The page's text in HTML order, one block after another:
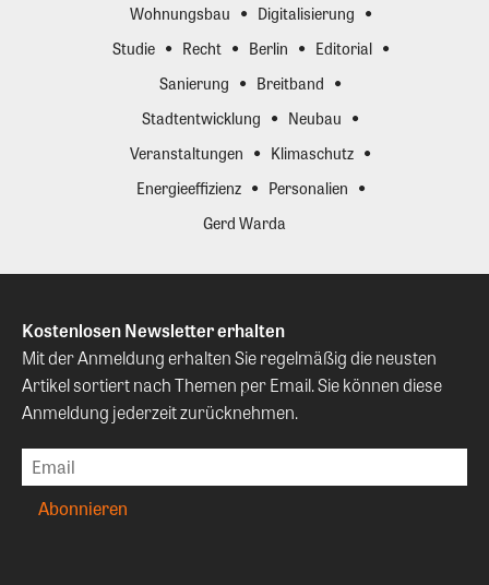
Wohnungsbau
Digitalisierung
Studie
Recht Berlin
Editorial
Sanierung
Breitband
Stadtentwicklung
Neubau
Veranstaltungen
Klimaschutz
Energieeffizienz
Personalien
Gerd Warda
Kostenlosen Newsletter erhalten
Mit der Anmeldung erhalten Sie regelmäßig die neusten
Artikel sortiert nach Themen per Email. Sie können diese
Anmeldung jederzeit zurücknehmen.